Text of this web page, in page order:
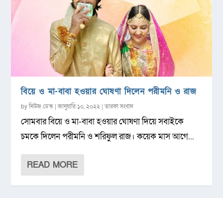
বিয়ে ও মা-বাবা হওয়ার ঘোষণা দিলেন পরীমনি ও রাজ
byনিউজ ডেস্ক |জানুয়ারি ১০, ২০২২ |তারকা সংবাদ
সোমবার বিয়ে ও মা-বাবা হওয়ার ঘোষণা দিয়ে সবাইকে
চমকে দিলেন পরীমনি ও শরিফুল রাজ। কয়েক মাস আগে...
READ MORE